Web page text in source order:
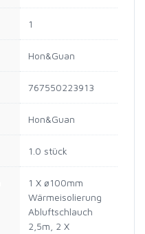
1
Hon&Guan
767550223913
Hon&Guan
1.0 stück
1 X ø100mm
Wärmeisolierung
Abluftschlauch
2,5m, 2 X